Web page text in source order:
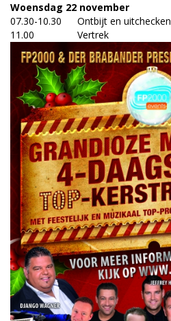
Woensdag 22 november
07.30-10.30
Ontbijt en uitchecken
11.00
Vertrek